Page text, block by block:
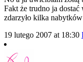
Fakt że trudno ja
zdarzyło kilka
19 lutego 2007 at 18:30